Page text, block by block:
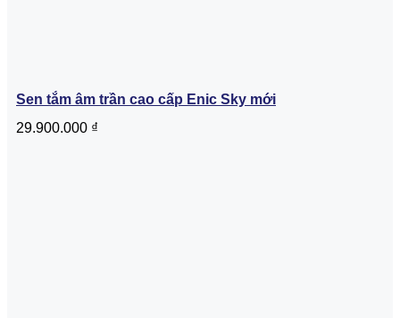
Sen tắm âm trần cao cấp Enic Sky mới
29.900.000 ₫